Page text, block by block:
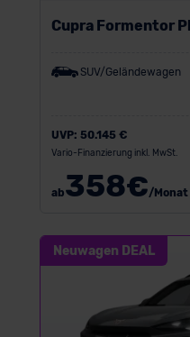
Cupra Formentor
SUV/Geländewagen
UVP: 50.145 €
Vario-Finanzierung inkl. MwSt.
ab358€/Monat
Neuwagen DEAL